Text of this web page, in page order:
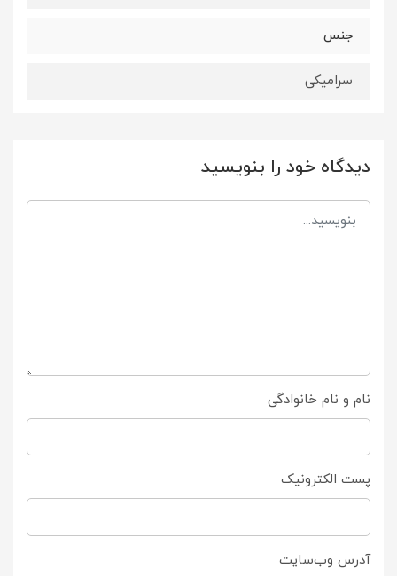
جنس
سرامیکی
دیدگاه خود را بنویسید
نام و نام خانوادگی
پست الکترونیک
آدرس وب‌سایت